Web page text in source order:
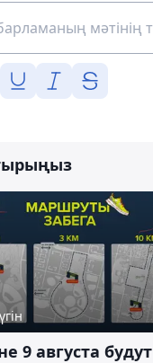
9 августа будут